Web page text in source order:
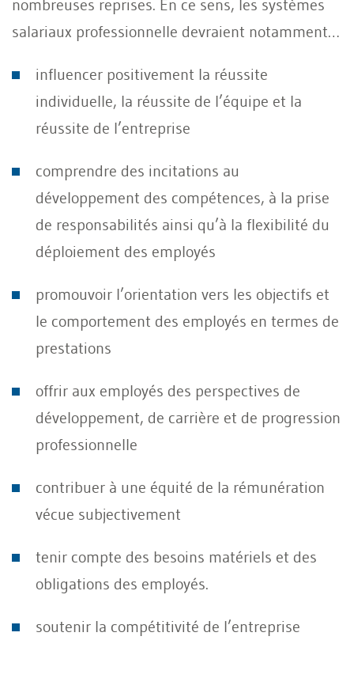
nombreuses reprises. En ce sens, les systèmes
salariaux professionnelle devraient notamment…
influencer positivement la réussite
individuelle, la réussite de l’équipe et la
réussite de l’entreprise
comprendre des incitations au
développement des compétences, à la prise
de responsabilités ainsi qu’à la flexibilité du
déploiement des employés
promouvoir l’orientation vers les objectifs et
le comportement des employés en termes de
prestations
offrir aux employés des perspectives de
développement, de carrière et de progression
professionnelle
contribuer à une équité de la rémunération
vécue subjectivement
tenir compte des besoins matériels et des
obligations des employés.
soutenir la compétitivité de l’entreprise